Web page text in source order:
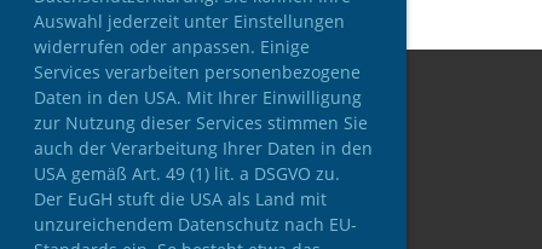
Auswahl jederzeit unter Einstellungen
widerrufen oder anpassen. Einige
Services verarbeiten personenbezogene
Daten in den USA. Mit Ihrer Einwilligung
zur Nutzung dieser Services stimmen Sie
auch der Verarbeitung Ihrer Daten in den
USA gemäß Art. 49 (1) lit. a DSGVO zu.
Der EuGH stuft die USA als Land mit
unzureichendem Datenschutz nach EU-
© FBC-Dragons